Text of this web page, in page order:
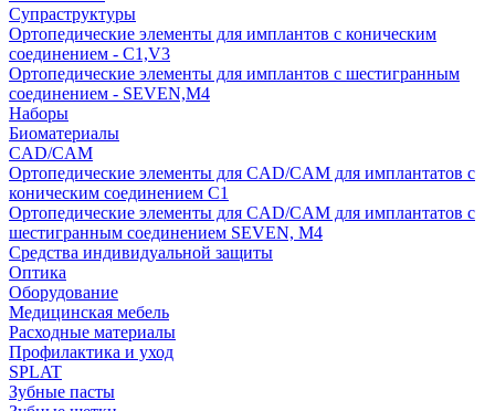
Супраструктуры
Ортопедические элементы для имплантов с коническим
соединением - C1,V3
Ортопедические элементы для имплантов с шестигранным
соединением - SEVEN,M4
Наборы
Биоматериалы
CAD/CAM
Ортопедические элементы для CAD/CAM для имплантатов с
коническим соединением С1
Ортопедические элементы для CAD/CAM для имплантатов с
шестигранным соединением SEVEN, М4
Средства индивидуальной защиты
Оптика
Оборудование
Медицинская мебель
Расходные материалы
Профилактика и уход
SPLAT
Зубные пасты